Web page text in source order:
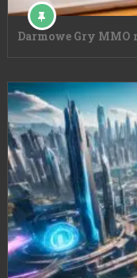
Darmowe Gry MMO